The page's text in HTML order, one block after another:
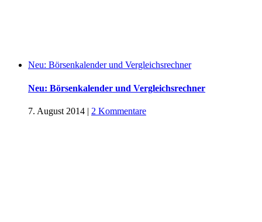
Neu: Börsenkalender und Vergleichsrechner
Neu: Börsenkalender und Vergleichsrechner
7. August 2014 | 2 Kommentare